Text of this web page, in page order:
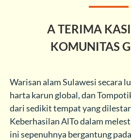
A TERIMA
KOMUNITAS
Warisan alam Sulawesi secara
harta karun global, dan
dari sedikit tempat yang
Keberhasilan AlTo dalam
ini sepenuhnya bergantung